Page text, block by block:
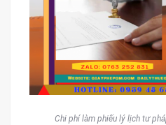
Chi phí làm phiếu lý lịch tư